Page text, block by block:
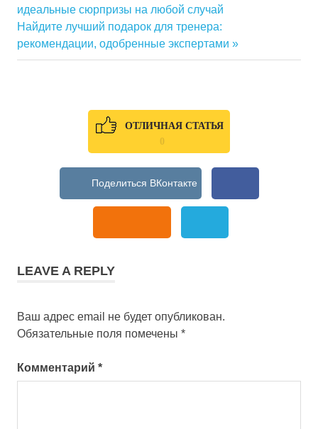
Навигация
по
Post:
идеальные сюрпризы на любой случай
Next
Post:
Найдите лучший подарок для тренера:
рекомендации, одобренные экспертами
ОТЛИЧНАЯ СТАТЬЯ
0
LEAVE A REPLY
Ваш адрес email не будет опубликован.
Обязательные поля помечены *
Комментарий *